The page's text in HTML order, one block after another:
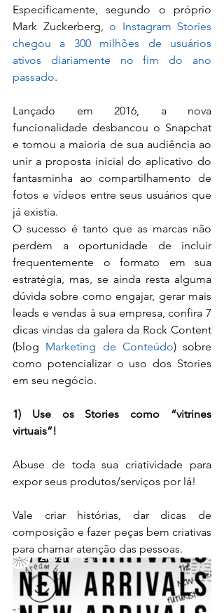
Especificamente, segundo o próprio
Mark Zuckerberg, o Instagram Stories
chegou a 300 milhões de usuários
ativos diariamente no fim do ano
passado.
Lançado em 2016, a nova
funcionalidade desbancou o Snapchat
e tomou a maioria de sua audiência ao
unir a proposta inicial do aplicativo do
fantasminha ao compartilhamento de
fotos e vídeos entre seus usuários que
já existia.
O sucesso é tanto que as marcas não
perdem a oportunidade de incluir
frequentemente o formato em sua
estratégia, mas, se ainda resta alguma
dúvida sobre como engajar, gerar mais
leads e vendas à sua empresa, confira 7
dicas vindas da galera da Rock Content
(blog Marketing de Conteúdo) sobre
como potencializar o uso dos Stories
em seu negócio.
1) Use os Stories como “vitrines
virtuais”!
Abuse de toda sua criatividade para
expor seus produtos/serviços por lá!
Vale criar histórias, dar dicas de
composição e fazer peças bem criativas
para chamar atenção das pessoas.